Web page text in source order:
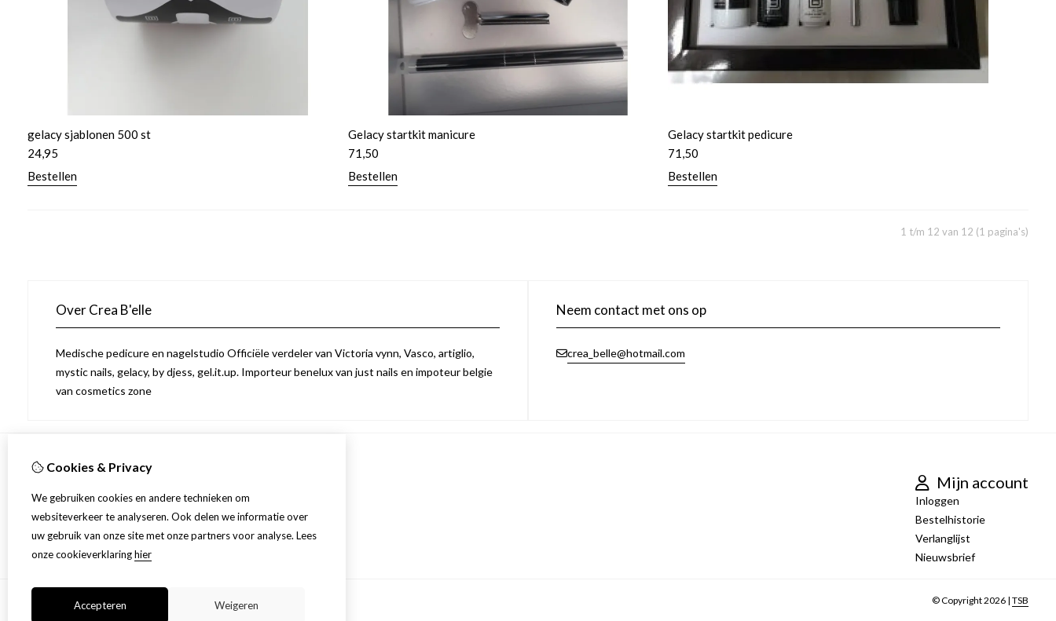
gelacy sjablonen 500 st
24,95
Bestellen
Gelacy startkit manicure
71,50
Bestellen
Gelacy startkit pedicure
71,50
Bestellen
1 t/m 12 van 12 (1 pagina's)
Over Crea B'elle
Medische pedicure en nagelstudio Officiële verdeler van Victoria vynn, Vasco, artiglio,
mystic nails, gelacy, by djess, gel.it.up. Importeur benelux van just nails en impoteur belgie
van cosmetics zone
Neem contact met ons op
crea_belle@hotmail.com
Over ons
Privacyverklaring
Algemene voorwaarden
Mijn account
Inloggen
Bestelhistorie
Verlanglijst
Nieuwsbrief
© Copyright 2026 | TSB
Cookies & Privacy
We gebruiken cookies en andere technieken om
websiteverkeer te analyseren. Ook delen we informatie over
uw gebruik van onze site met onze partners voor analyse. Lees
onze cookieverklaringhier
Accepteren Weigeren